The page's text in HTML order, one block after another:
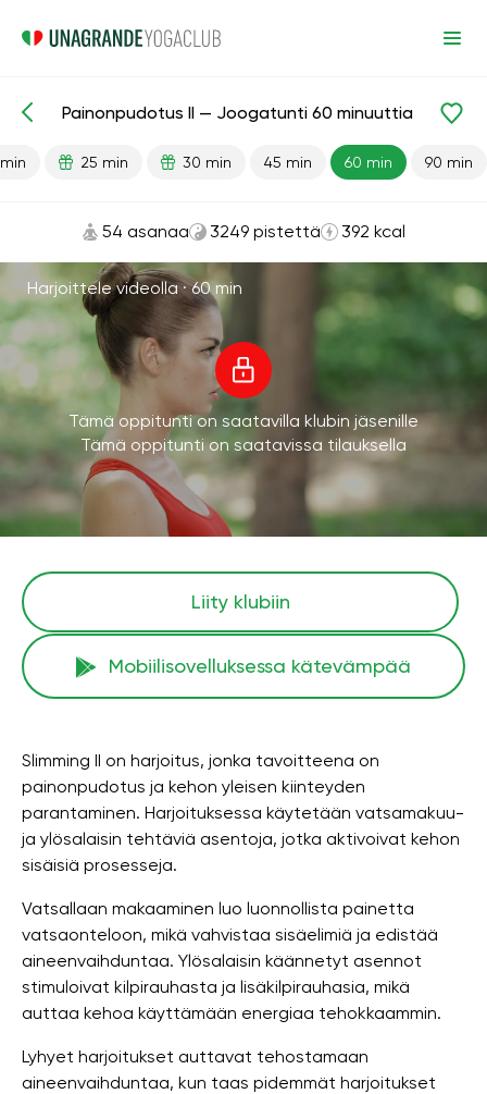
Valmiit oppitunnit Edistynyt Painonpudotus
Painonpudotus II — Joogatunti 60 minuuttia
25 min 30 min 45 min 60 min 90 min
54 asanaa 3249 pistettä 392 kcal
Harjoittele videolla ·60 min
Tämä oppitunti on saatavilla klubin jäsenille
Tämä oppitunti on saatavissa tilauksella
Liity klubiin
Mobiilisovelluksessa kätevämpää
Slimming II on harjoitus, jonka tavoitteena on
painonpudotus ja kehon yleisen kiinteyden
parantaminen. Harjoituksessa käytetään vatsamakuu-
ja ylösalaisin tehtäviä asentoja, jotka aktivoivat kehon
sisäisiä prosesseja.
Vatsallaan makaaminen luo luonnollista painetta
vatsaonteloon, mikä vahvistaa sisäelimiä ja edistää
aineenvaihduntaa. Ylösalaisin käännetyt asennot
stimuloivat kilpirauhasta ja lisäkilpirauhasia, mikä
auttaa kehoa käyttämään energiaa tehokkaammin.
Lyhyet harjoitukset auttavat tehostamaan
aineenvaihduntaa, kun taas pidemmät harjoitukset